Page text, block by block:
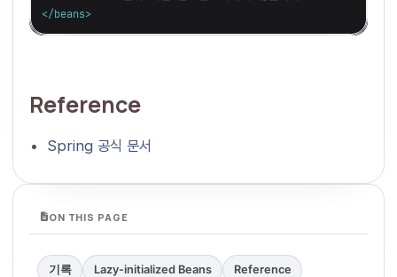
</beans>
Reference
Spring 공식 문서
ON THIS PAGE
기록 Lazy-initialized Beans Reference